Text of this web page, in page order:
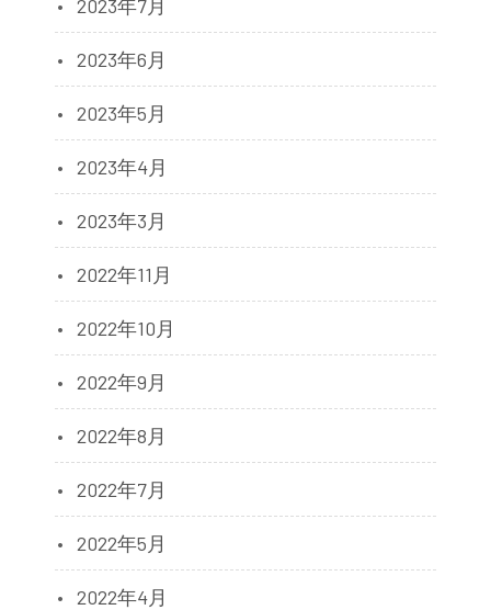
2023年7月
2023年6月
2023年5月
2023年4月
2023年3月
2022年11月
2022年10月
2022年9月
2022年8月
2022年7月
2022年5月
2022年4月